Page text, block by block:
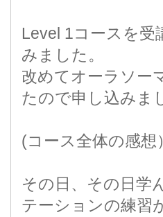
Level 1コースを受
みました。
改めてオーラソー
たので申し込みま
(コース全体の感想
その日、その日学
テーションの練習